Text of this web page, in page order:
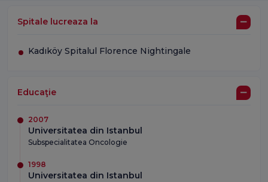
Spitale lucreaza la
Kadıköy Spitalul Florence Nightingale
Educaţie
2007
Universitatea din Istanbul
Subspecialitatea Oncologie
1998
Universitatea din Istanbul